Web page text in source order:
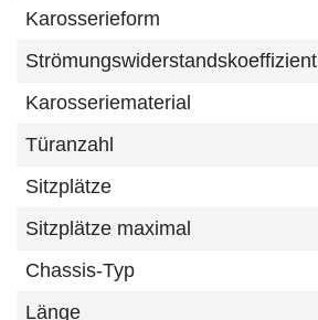
Karosserieform
Strömungswiderstandskoeffizient
Karosseriematerial
Türanzahl
Sitzplätze
Sitzplätze maximal
Chassis-Typ
Länge